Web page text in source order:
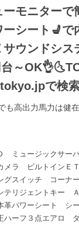
モニターで
シート💺で
ウンドシス
～
で検索
も高出力馬力は健在
ミュージックサー
メラ ビルトインＥ
スイッチ コーナ
リジェントキー Ａ
パワーシート シ
ーフ３点エアロ